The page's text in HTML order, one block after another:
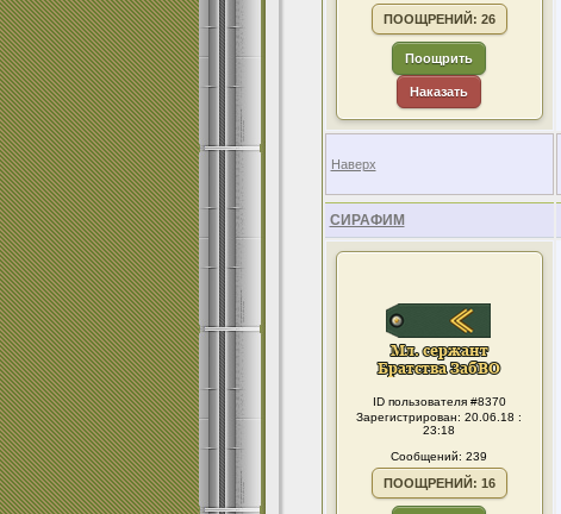
ПООЩРЕНИЙ: 26
Поощрить
Наказать
Наверх
СИРАФИМ
ID пользователя #8370
Зарегистрирован: 20.06.18 :
23:18
Сообщений: 239
ПООЩРЕНИЙ: 16